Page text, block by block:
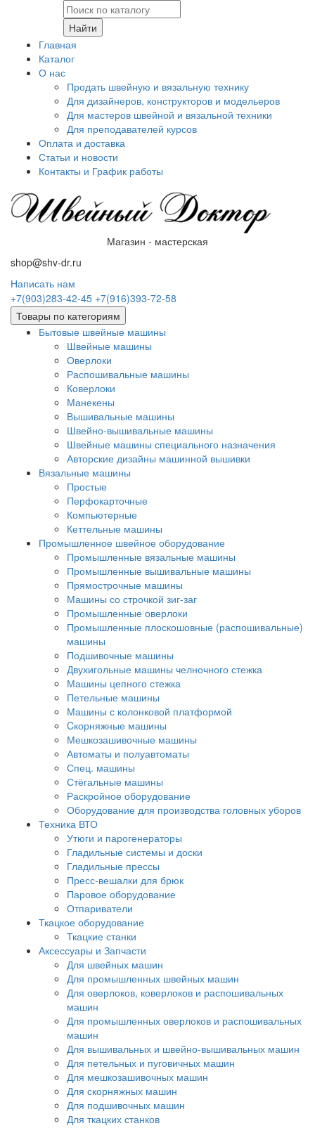
Найти
Главная
Каталог
О нас
Продать швейную и вязальную технику
Для дизайнеров, конструкторов и модельеров
Для мастеров швейной и вязальной техники
Для преподавателей курсов
Оплата и доставка
Статьи и новости
Контакты и График работы
Магазин - мастерская
shop@shv-dr.ru
Написать нам
+7(903)283-42-45 +7(916)393-72-58
Товары по категориям
Бытовые швейные машины
Швейные машины
Оверлоки
Распошивальные машины
Коверлоки
Манекены
Вышивальные машины
Швейно-вышивальные машины
Швейные машины специального назначения
Авторские дизайны машинной вышивки
Вязальные машины
Простые
Перфокарточные
Компьютерные
Кеттельные машины
Промышленное швейное оборудование
Промышленные вязальные машины
Промышленные вышивальные машины
Прямострочные машины
Машины со строчкой зиг-заг
Промышленные оверлоки
Промышленные плоскошовные (распошивальные)
машины
Подшивочные машины
Двухигольные машины челночного стежка
Машины цепного стежка
Петельные машины
Машины с колонковой платформой
Cкорняжные машины
Мешкозашивочные машины
Автоматы и полуавтоматы
Спец. машины
Стёгальные машины
Раскройное оборудование
Оборудование для производства головных уборов
Техника ВТО
Утюги и парогенераторы
Гладильные системы и доски
Гладильные прессы
Пресс-вешалки для брюк
Паровое оборудование
Отпариватели
Ткацкое оборудование
Ткацкие станки
Аксессуары и Запчасти
Для швейных машин
Для промышленных швейных машин
Для оверлоков, коверлоков и распошивальных
машин
Для промышленных оверлоков и распошивальных
машин
Для вышивальных и швейно-вышивальных машин
Для петельных и пуговичных машин
Для мешкозашивочных машин
Для скорняжных машин
Для подшивочных машин
Для ткацких станков